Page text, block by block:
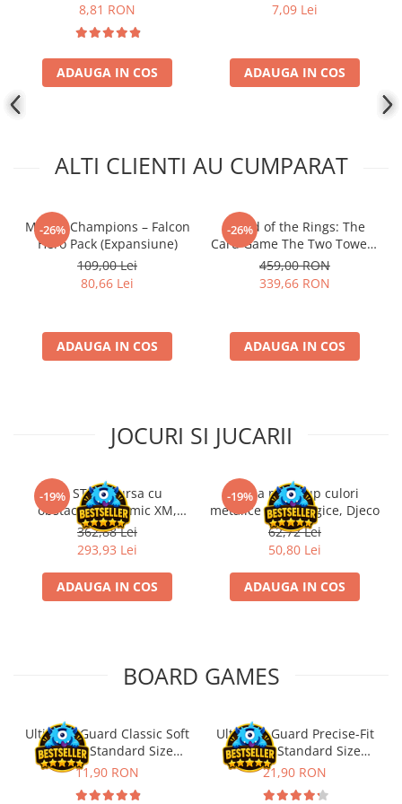
Disney Lorcana
Star Wars Unlimited
UniVersus CCG
Riftbound League of Legends TCG
Magic The Gathering TCG
One Piece Card Game
Colectii Oficiale Topps si Panini si
Grand Archive TCG
Alte TCG-uri
Puzzle 1000 piese
Accesorii pentru puzzle
Puzzle 3000 piese
Puzzle 2000 piese
Puzzle 40 piese
Puzzle 30 piese
Puzzle 120 piese
8,81 RON
ADAUGA IN COS
7,09 Lei
ADAUGA IN COS
ALTI CLIENTI AU CUMPARAT
-26%
Marvel Champions – Falcon
Hero Pack (Expansiune)
109,00 Lei
80,66 Lei
ADAUGA IN COS
-26%
- Lord of the Rings: The
Card Game The Two Towers
Saga Expansion
459,00 RON
339,66 RON
ADAUGA IN COS
JOCURI SI JUCARII
-19%Kit STEM Cursa cu
obstacole Dynamic XM,
Fischertechnik
362,88 Lei
293,93 Lei
ADAUGA IN COS
-19%
Trusa make-up culori
metalice non alergice, Djeco
62,72 Lei
50,80 Lei
ADAUGA IN COS
BOARD GAMES
Ultimate Guard Classic Soft
Sleeves Standard Size
Transparent (100)
11,90 RON
Ultimate Guard Precise-Fit
Sleeves Standard Size
Transparent (100)
21,90 RON